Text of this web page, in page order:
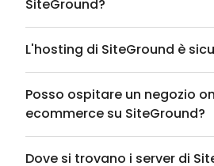
SiteGround?
L'hosting di SiteGround è
Posso ospitare un negozio
ecommerce su SiteGround?
Dove si trovano i server di